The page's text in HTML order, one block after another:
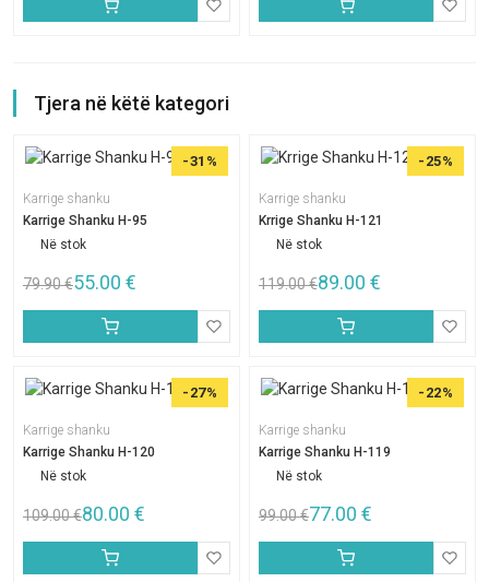
Tjera në këtë kategori
-31%
Karrige shanku
Karrige Shanku H-95
Në stok
79.90€55.00 €
-25%
Karrige shanku
Krrige Shanku H-121
Në stok
119.00€89.00 €
-27%
Karrige shanku
Karrige Shanku H-120
Në stok
109.00€80.00 €
-22%
Karrige shanku
Karrige Shanku H-119
Në stok
99.00€77.00 €